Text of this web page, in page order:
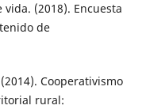
(2018). Encuesta
de
Cooperativismo
rural: